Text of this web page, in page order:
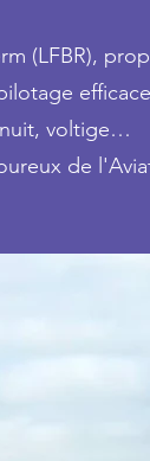
(LFBR),
voltige…
de